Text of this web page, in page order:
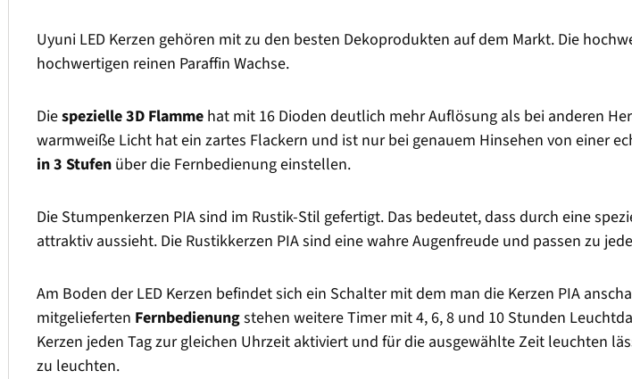
Uyuni LED Kerzen gehören mit zu den besten Dekoprodukten auf dem Markt. Die
hochwertigen reinen Paraffin Wachse.
Diespezielle 3D Flamme hat mit 16 Dioden deutlich mehr Auflösung als bei anderen
warmweiße Licht hat ein zartes Flackern und ist nur bei genauem Hinsehen von einer
in 3 Stufen über die Fernbedienung einstellen.
Die Stumpenkerzen PIA sind im Rustik-Stil gefertigt. Das bedeutet, dass durch eine
attraktiv aussieht. Die Rustikkerzen PIA sind eine wahre Augenfreude und passen zu
Am Boden der LED Kerzen befindet sich ein Schalter mit dem man die Kerzen PIA
mitgelieferten Fernbedienungstehen weitere Timer mit 4, 6, 8 und 10 Stunden
Kerzen jeden Tag zur gleichen Uhrzeit aktiviert und für die ausgewählte Zeit leuchten
zu leuchten.